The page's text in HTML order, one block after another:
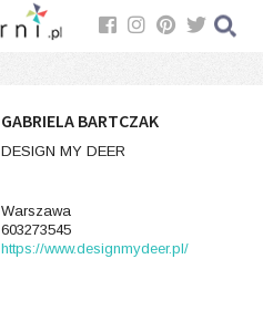
GABRIELA BARTCZAK
DESIGN MY DEER
Warszawa
603273545
https://www.designmydeer.pl/